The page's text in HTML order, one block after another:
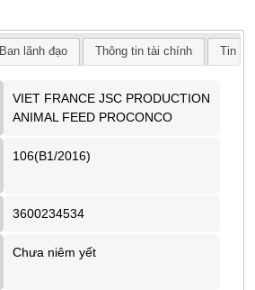
Ban lãnh đạo Thông tin tài chính Tin
VIET FRANCE JSC PRODUCTION
ANIMAL FEED PROCONCO
106(B1/2016)
3600234534
Chưa niêm yết